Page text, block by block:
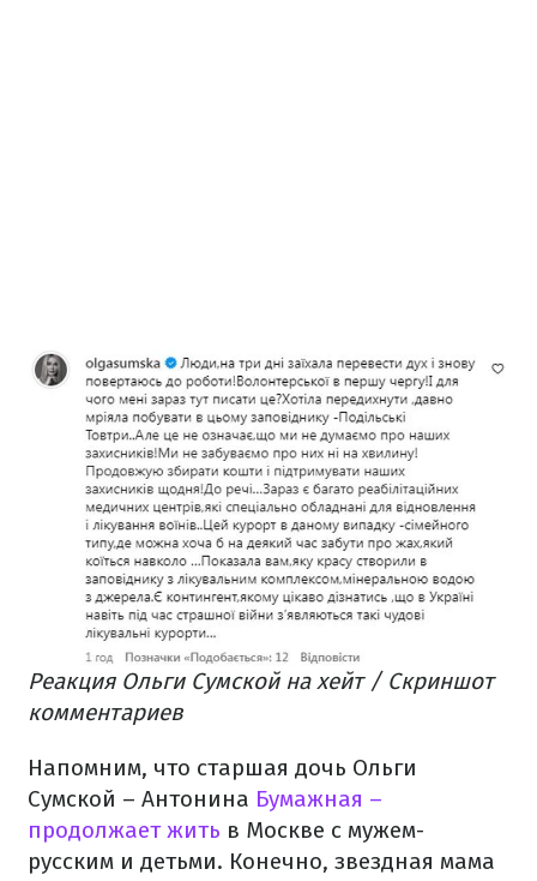
Реакция Ольги Сумской на хейт / Скриншот
комментариев
Напомним, что старшая дочь Ольги
Сумской – Антонина Бумажная –
продолжает жить в Москве с мужем-
русским и детьми. Конечно, звездная мама